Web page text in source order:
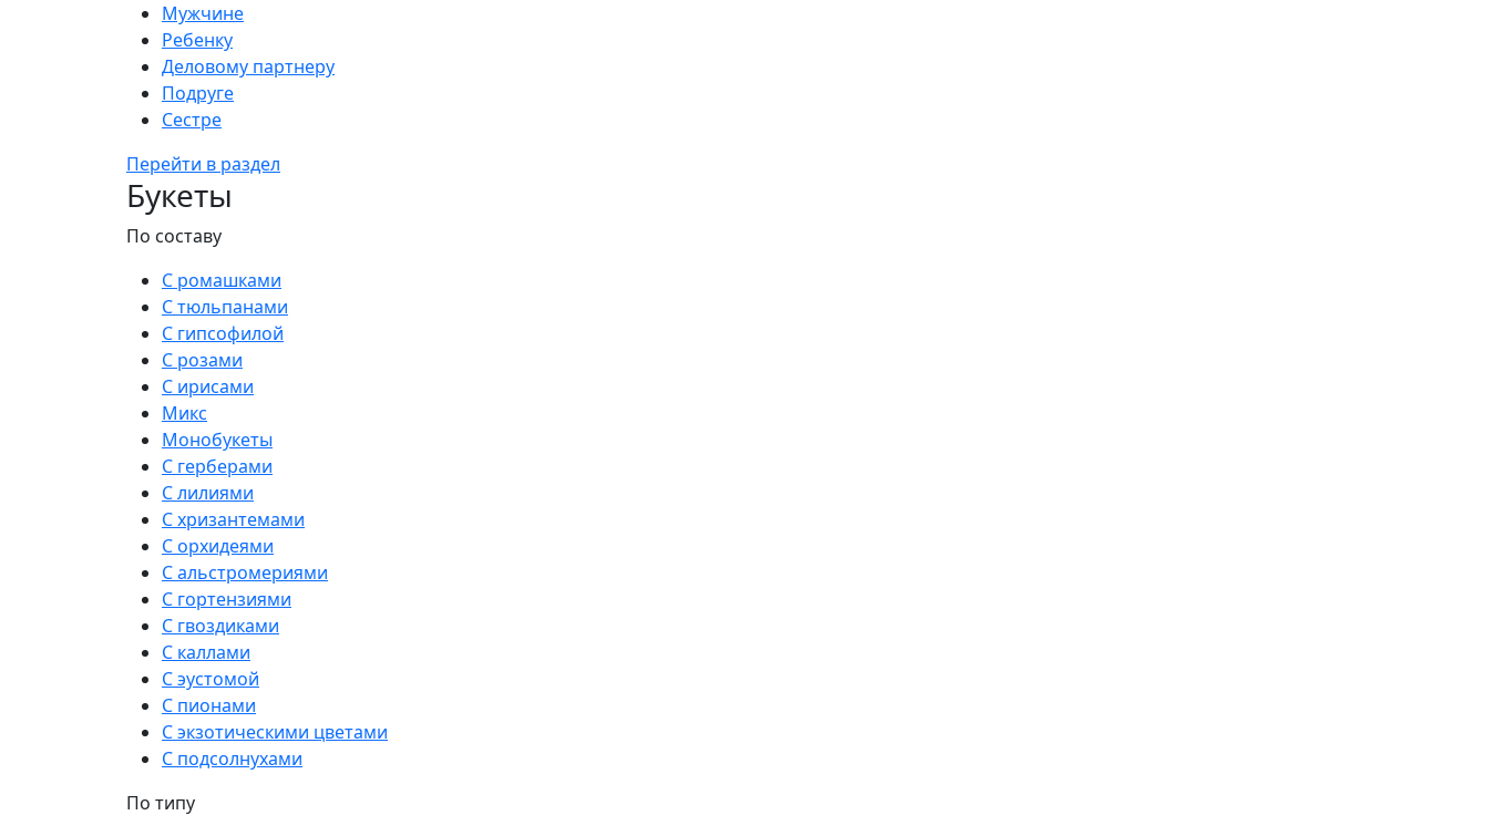
Мужчине
Ребенку
Деловому партнеру
Подруге
Сестре
Перейти в раздел
Букеты
По составу
С ромашками
С тюльпанами
С гипсофилой
С розами
С ирисами
Микс
Монобукеты
С герберами
С лилиями
С хризантемами
С орхидеями
С альстромериями
С гортензиями
С гвоздиками
С каллами
С эустомой
С пионами
С экзотическими цветами
С подсолнухами
По типу